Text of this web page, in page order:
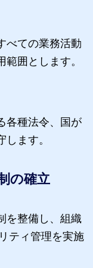
べての業務活動
囲とします。
各種法令、国が
ます。
の確立
を整備し、組織
ティ管理を実施